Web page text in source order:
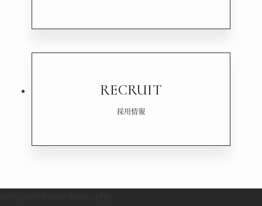
RECRUIT
採用情報